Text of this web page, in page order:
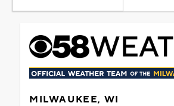
MILWAUKEE, WI